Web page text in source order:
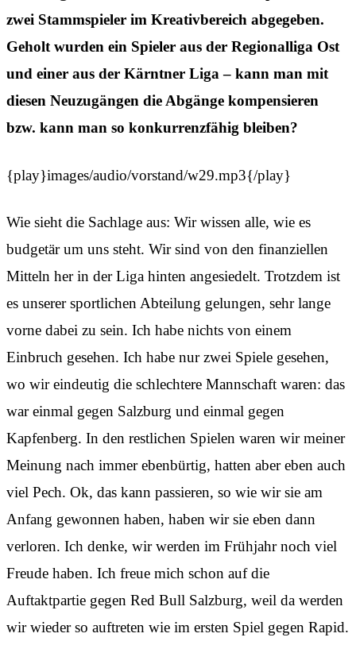
zwei Stammspieler im Kreativbereich abgegeben.
Geholt wurden ein Spieler aus der Regionalliga Ost
und einer aus der Kärntner Liga – kann man mit
diesen Neuzugängen die Abgänge kompensieren
bzw. kann man so konkurrenzfähig bleiben?
{play}images/audio/vorstand/w29.mp3{/play}
Wie sieht die Sachlage aus: Wir wissen alle, wie es
budgetär um uns steht. Wir sind von den finanziellen
Mitteln her in der Liga hinten angesiedelt. Trotzdem ist
es unserer sportlichen Abteilung gelungen, sehr lange
vorne dabei zu sein. Ich habe nichts von einem
Einbruch gesehen. Ich habe nur zwei Spiele gesehen,
wo wir eindeutig die schlechtere Mannschaft waren: das
war einmal gegen Salzburg und einmal gegen
Kapfenberg. In den restlichen Spielen waren wir meiner
Meinung nach immer ebenbürtig, hatten aber eben auch
viel Pech. Ok, das kann passieren, so wie wir sie am
Anfang gewonnen haben, haben wir sie eben dann
verloren. Ich denke, wir werden im Frühjahr noch viel
Freude haben. Ich freue mich schon auf die
Auftaktpartie gegen Red Bull Salzburg, weil da werden
wir wieder so auftreten wie im ersten Spiel gegen Rapid.